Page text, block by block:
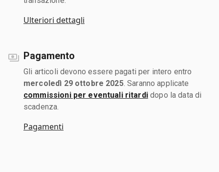
Ulteriori dettagli
Pagamento
Gli articoli devono essere pagati per intero entro
mercoledì 29 ottobre 2025. Saranno applicate
commissioni per eventuali ritardidopo la data di
scadenza.
Pagamenti